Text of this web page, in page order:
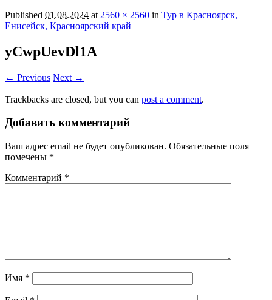
Published 01.08.2024 at 2560 × 2560 in Тур в Красноярск,
Енисейск, Красноярский край
yCwpUevDl1A
← Previous Next →
Trackbacks are closed, but you can post a comment.
Добавить комментарий
Ваш адрес email не будет опубликован. Обязательные поля
помечены *
Комментарий *
Имя *